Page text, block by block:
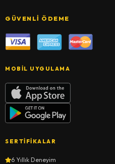
GÜVENLI ÖDEME
MOBIL UYGULAMA
SERTIFIKALAR
6 Yıllık Deneyim